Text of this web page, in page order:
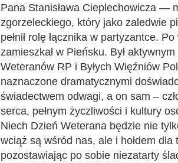
Pana Stanisława Cieplechowicza —
zgorzeleckiego, który jako zaledwie
pełnił rolę łącznika w partyzantce.
zamieszkał w Pieńsku. Był
Weteranów RP i Byłych Więźniów
naznaczone dramatycznymi
świadectwem odwagi, a on sam –
serca, pełnym życzliwości i kultury
Niech Dzień Weterana będzie nie
wciąż są wśród nas, ale i hołdem
pozostawiając po sobie niezatarty